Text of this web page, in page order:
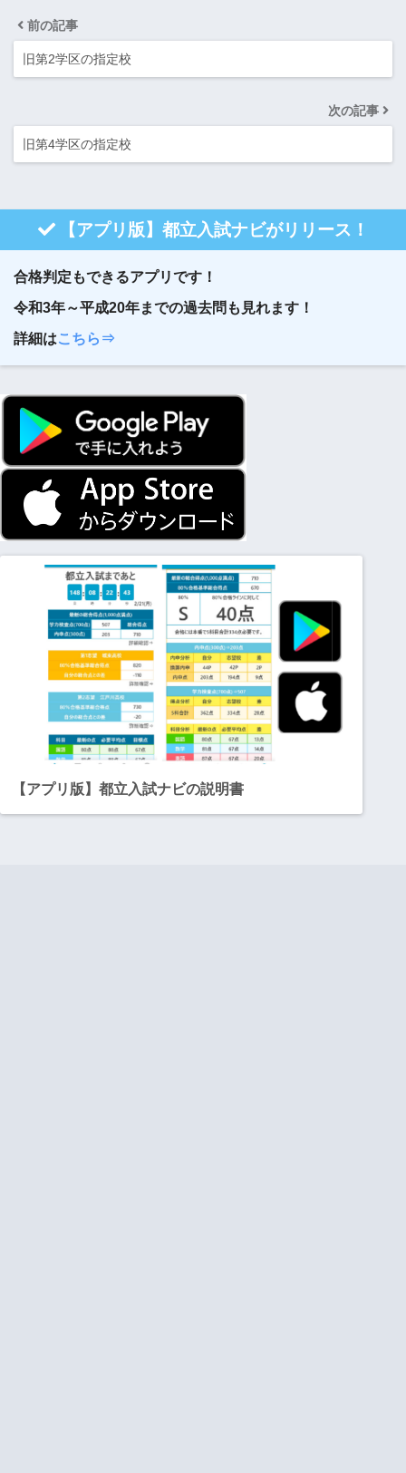
前の記事
旧第2学区の指定校
次の記事
旧第4学区の指定校
【アプリ版】都立入試ナビがリリース！
合格判定もできるアプリです！
令和3年～平成20年までの過去問も見れます！
詳細はこちら⇒
【アプリ版】都立入試ナビの説明書